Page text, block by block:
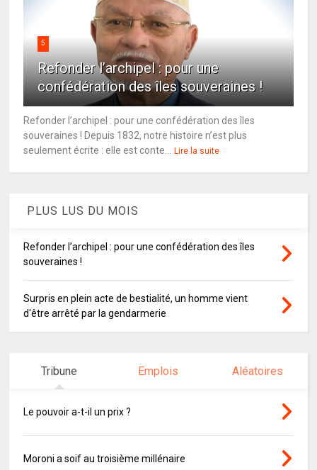
5
Refonder l’archipel : pour une
confédération des îles souveraines !
Refonder l’archipel : pour une confédération des îles
souveraines ! Depuis 1832, notre histoire n’est plus
seulement écrite : elle est conte...
Lire la suite
PLUS LUS DU MOIS
Refonder l’archipel : pour une confédération des îles
souveraines !
Surpris en plein acte de bestialité, un homme vient
d'être arrêté par la gendarmerie
Tribune Emplois Aléatoires
Le pouvoir a-t-il un prix ?
Moroni a soif au troisième millénaire